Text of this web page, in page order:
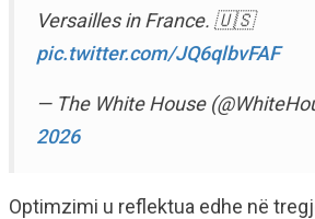
Versailles in France. 🇺🇸
pic.twitter.com/JQ6qlbvFAF
— The White House
2026
Optimzimi u reflektua edhe në